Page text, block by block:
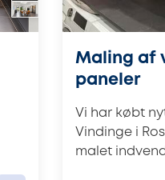
Maling af
paneler
Vi har købt
Vindinge i
malet